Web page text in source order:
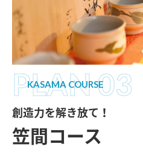
PLAN 03
KASAMA COURSE
創造力を解き放て！
笠間コース